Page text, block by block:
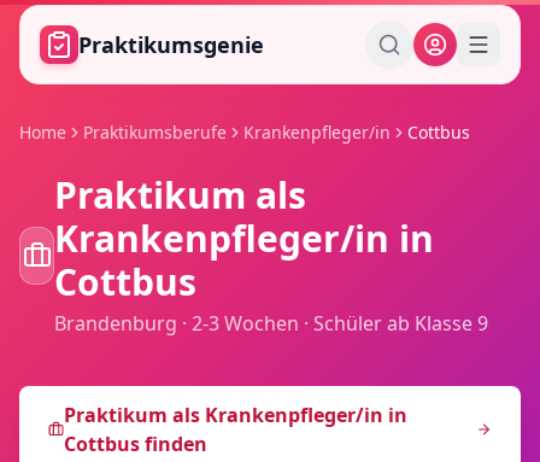
Zum Hauptinhalt springen
Praktikumsgenie
Home Praktikumsberufe Krankenpfleger/in Cottbus
Praktikum als
Krankenpfleger/in in
Cottbus
Brandenburg ·2-3 Wochen ·Schüler ab Klasse 9
Praktikum als Krankenpfleger/in in
Cottbusfinden